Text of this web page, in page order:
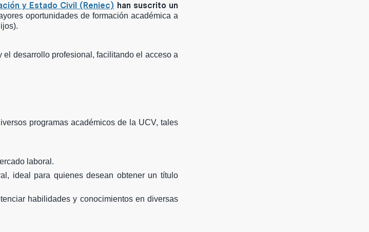
y Estado Civil (Reniec) han suscrito un
oportunidades de formación académica a
desarrollo profesional, facilitando el acceso a
programas académicos de la UCV, tales
laboral.
ideal para quienes desean obtener un título
habilidades y conocimientos en diversas